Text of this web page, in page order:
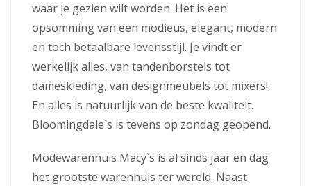
waar je gezien wilt worden. Het is een
opsomming van een modieus, elegant, modern
en toch betaalbare levensstijl. Je vindt er
werkelijk alles, van tandenborstels tot
dameskleding, van designmeubels tot mixers!
En alles is natuurlijk van de beste kwaliteit.
Bloomingdale`s is tevens op zondag geopend.
Modewarenhuis Macy`s is al sinds jaar en dag
het grootste warenhuis ter wereld. Naast